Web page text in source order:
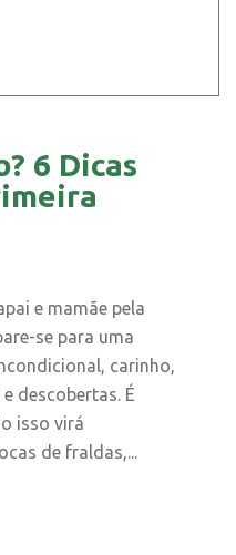
6 Dicas
e mamãe pela
se para uma
carinho,
descobertas. É
isso virá
de fraldas,...